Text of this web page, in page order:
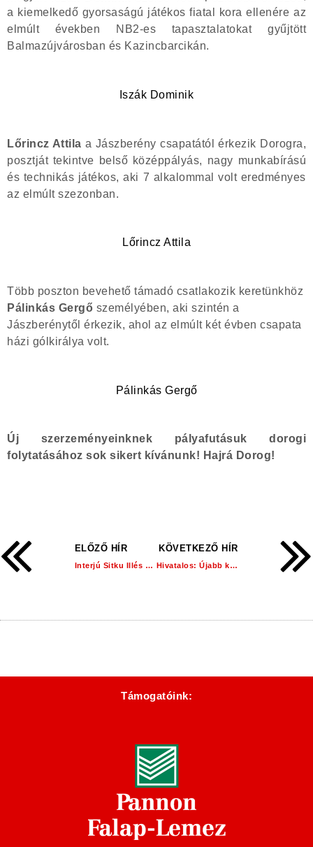
a kiemelkedő gyorsaságú játékos fiatal kora ellenére az
elmúlt években NB2-es tapasztalatokat gyűjtött
Balmazújvárosban és Kazincbarcikán.
Iszák Dominik
Lőrincz Attila a Jászberény csapatától érkezik Dorogra,
posztját tekintve belső középpályás, nagy munkabírású
és technikás játékos, aki 7 alkalommal volt eredményes
az elmúlt szezonban.
Lőrincz Attila
Több poszton bevehető támadó csatlakozik keretünkhöz
Pálinkás Gergő személyében, aki szintén a
Jászberénytől érkezik, ahol az elmúlt két évben csapata
házi gólkirálya volt.
Pálinkás Gergő
Új szerzeményeinknek pályafutásuk dorogi
folytatásához sok sikert kívánunk! Hajrá Dorog!
ELŐZŐ HÍR
Interjú Sitku Illés sportigazgatóval!
KÖVETKEZŐ HÍR
Hivatalos: Újabb két érkező!
Támogatóink: